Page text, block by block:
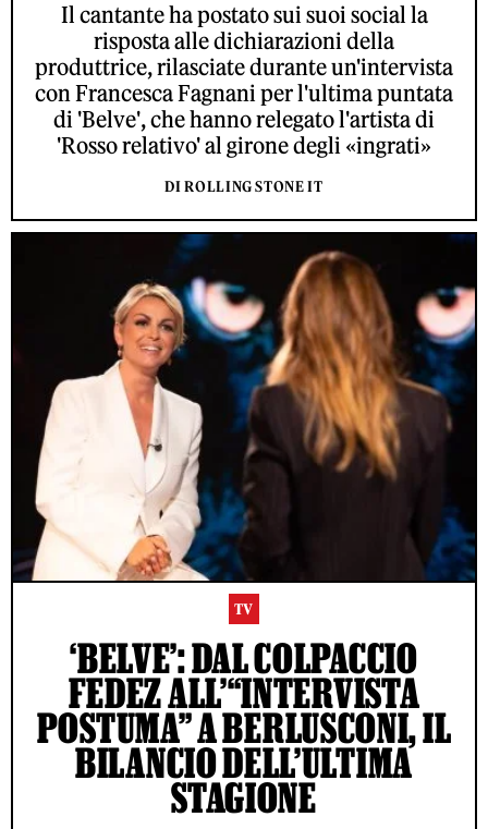
Il cantante ha postato sui suoi social la
risposta alle dichiarazioni della
produttrice, rilasciate durante un'intervista
con Francesca Fagnani per l'ultima puntata
di 'Belve', che hanno relegato l'artista di
'Rosso relativo' al girone degli «ingrati»
DI ROLLING STONE IT
TV
‘BELVE’: DAL COLPACCIO
FEDEZ ALL’“INTERVISTA
POSTUMA” A BERLUSCONI, IL
BILANCIO DELL’ULTIMA
STAGIONE